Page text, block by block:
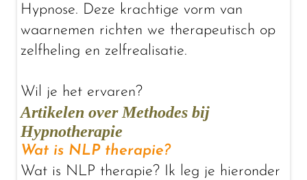
Hypnose. Deze krachtige vorm van
waarnemen richten we therapeutisch op
zelfheling en zelfrealisatie.
Wil je het ervaren?
Artikelen over Methodes bij
Hypnotherapie
Wat is NLP therapie?
Wat is NLP therapie? Ik leg je hieronder